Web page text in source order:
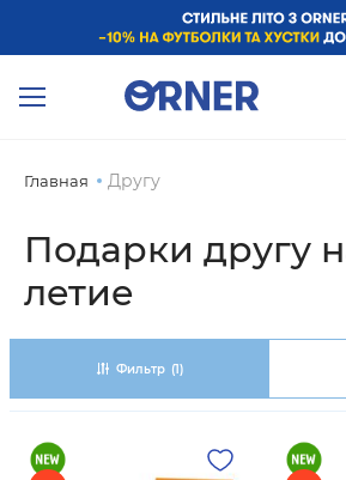
Главная Другу
Подарки другу
летие
Фильтр (1)